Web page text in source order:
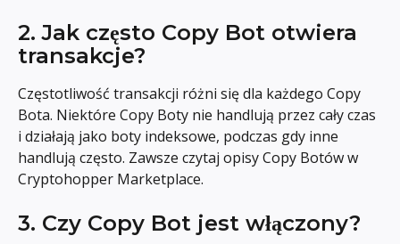
2. Jak często Copy Bot otwiera
transakcje?
Częstotliwość transakcji różni się dla każdego Copy
Bota. Niektóre Copy Boty nie handlują przez cały czas
i działają jako boty indeksowe, podczas gdy inne
handlują często. Zawsze czytaj opisy Copy Botów w
Cryptohopper Marketplace.
3. Czy Copy Bot jest włączony?